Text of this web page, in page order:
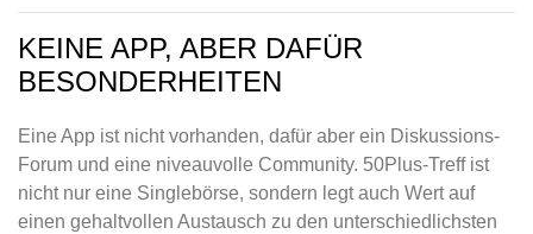
KEINE APP, ABER DAFÜR
BESONDERHEITEN
Eine App ist nicht vorhanden, dafür aber ein Diskussions-
Forum und eine niveauvolle Community. 50Plus-Treff ist
nicht nur eine Singlebörse, sondern legt auch Wert auf
einen gehaltvollen Austausch zu den unterschiedlichsten